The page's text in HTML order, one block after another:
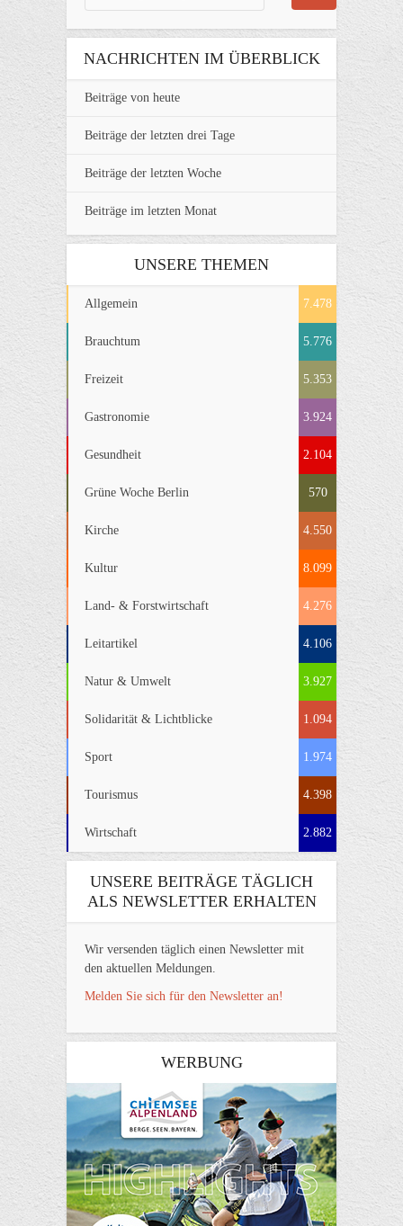
NACHRICHTEN IM ÜBERBLICK
Beiträge von heute
Beiträge der letzten drei Tage
Beiträge der letzten Woche
Beiträge im letzten Monat
UNSERE THEMEN
Allgemein 7.478
Brauchtum 5.776
Freizeit 5.353
Gastronomie 3.924
Gesundheit 2.104
Grüne Woche Berlin 570
Kirche 4.550
Kultur 8.099
Land- & Forstwirtschaft 4.276
Leitartikel 4.106
Natur & Umwelt 3.927
Solidarität & Lichtblicke 1.094
Sport 1.974
Tourismus 4.398
Wirtschaft 2.882
UNSERE BEITRÄGE TÄGLICH
ALS NEWSLETTER ERHALTEN
Wir versenden täglich einen Newsletter mit
den aktuellen Meldungen.
Melden Sie sich für den Newsletter an!
WERBUNG